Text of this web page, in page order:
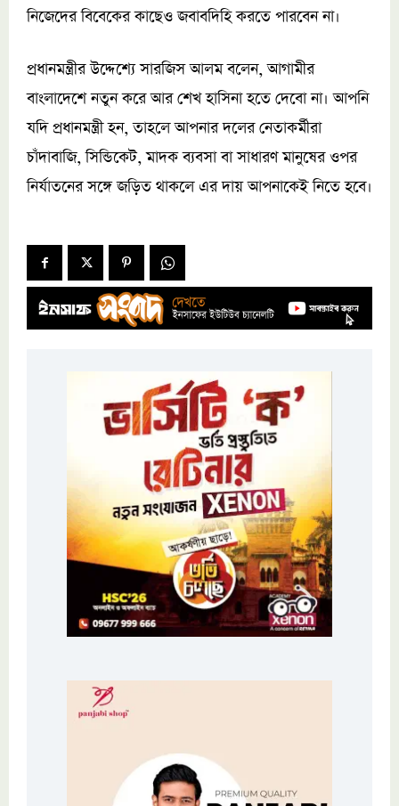
নিজেদের বিবেকের কাছেও জবাবদিহি করতে পারবেন না।
প্রধানমন্ত্রীর উদ্দেশ্যে সারজিস আলম বলেন, আগামীর
বাংলাদেশে নতুন করে আর শেখ হাসিনা হতে দেবো না। আপনি
যদি প্রধানমন্ত্রী হন, তাহলে আপনার দলের নেতাকর্মীরা
চাঁদাবাজি, সিন্ডিকেট, মাদক ব্যবসা বা সাধারণ মানুষের ওপর
নির্যাতনের সঙ্গে জড়িত থাকলে এর দায় আপনাকেই নিতে হবে।